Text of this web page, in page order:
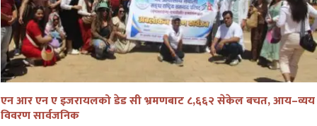
एन आर एन ए इजरायलको डेड सी भ्रमणबाट ८,६६२ सेकेल बचत, आय–व्यय
विवरण सार्वजनिक